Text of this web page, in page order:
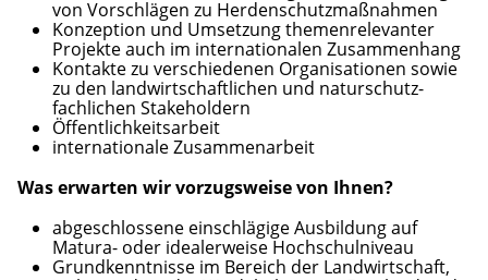
von Vor­schlägen zu Herden­schutzmaßnahmen
Konzeption und Umsetzung themen­relevanter
Pro­jekte auch im inter­nationalen Zusammen­hang
Kontakte zu verschiedenen Organi­sationen sowie
zu den land­wirtschaft­lichen und natur­schutz­
fachlichen Stake­holdern
Öffentlichkeitsarbeit
internationale Zusammenarbeit
Was erwarten wir vorzugsweise von Ihnen?
abgeschlossene einschlägige Aus­bildung auf
Matura- oder idealer­weise Hoch­schul­niveau
Grundkenntnisse im Bereich der Land­wirt­schaft,